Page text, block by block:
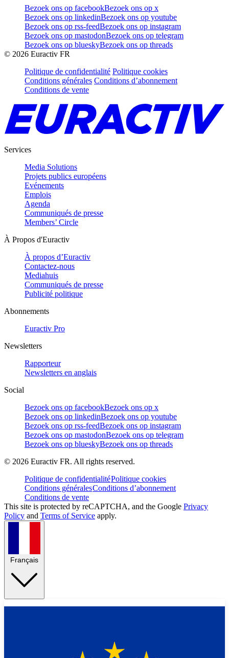
Bezoek ons op facebookBezoek ons op x
Bezoek ons op linkedinBezoek ons op youtube
Bezoek ons op rss-feedBezoek ons op instagram
Bezoek ons op mastodonBezoek ons op telegram
Bezoek ons op blueskyBezoek ons op threads
© 2026 Euractiv FR
Politique de confidentialité Politique cookies
Conditions générales Conditions d’abonnement
Conditions de vente
Services
Media Solutions
Projets publics européens
Evénements
Emplois
Agenda
Communiqués de presse
Members’ Circle
À Propos d'Euractiv
À propos d’Euractiv
Contactez-nous
Mediahuis
Communiqués de presse
Publicité politique
Abonnements
Euractiv Pro
Newsletters
Rapporteur
Newsletters en anglais
Social
Bezoek ons op facebookBezoek ons op x
Bezoek ons op linkedinBezoek ons op youtube
Bezoek ons op rss-feedBezoek ons op instagram
Bezoek ons op mastodonBezoek ons op telegram
Bezoek ons op blueskyBezoek ons op threads
© 2026 Euractiv FR. All rights reserved.
Politique de confidentialitéPolitique cookies
Conditions généralesConditions d’abonnement
Conditions de vente
This site is protected by reCAPTCHA, and the Google Privacy
Policy and Terms of Service apply.
Français